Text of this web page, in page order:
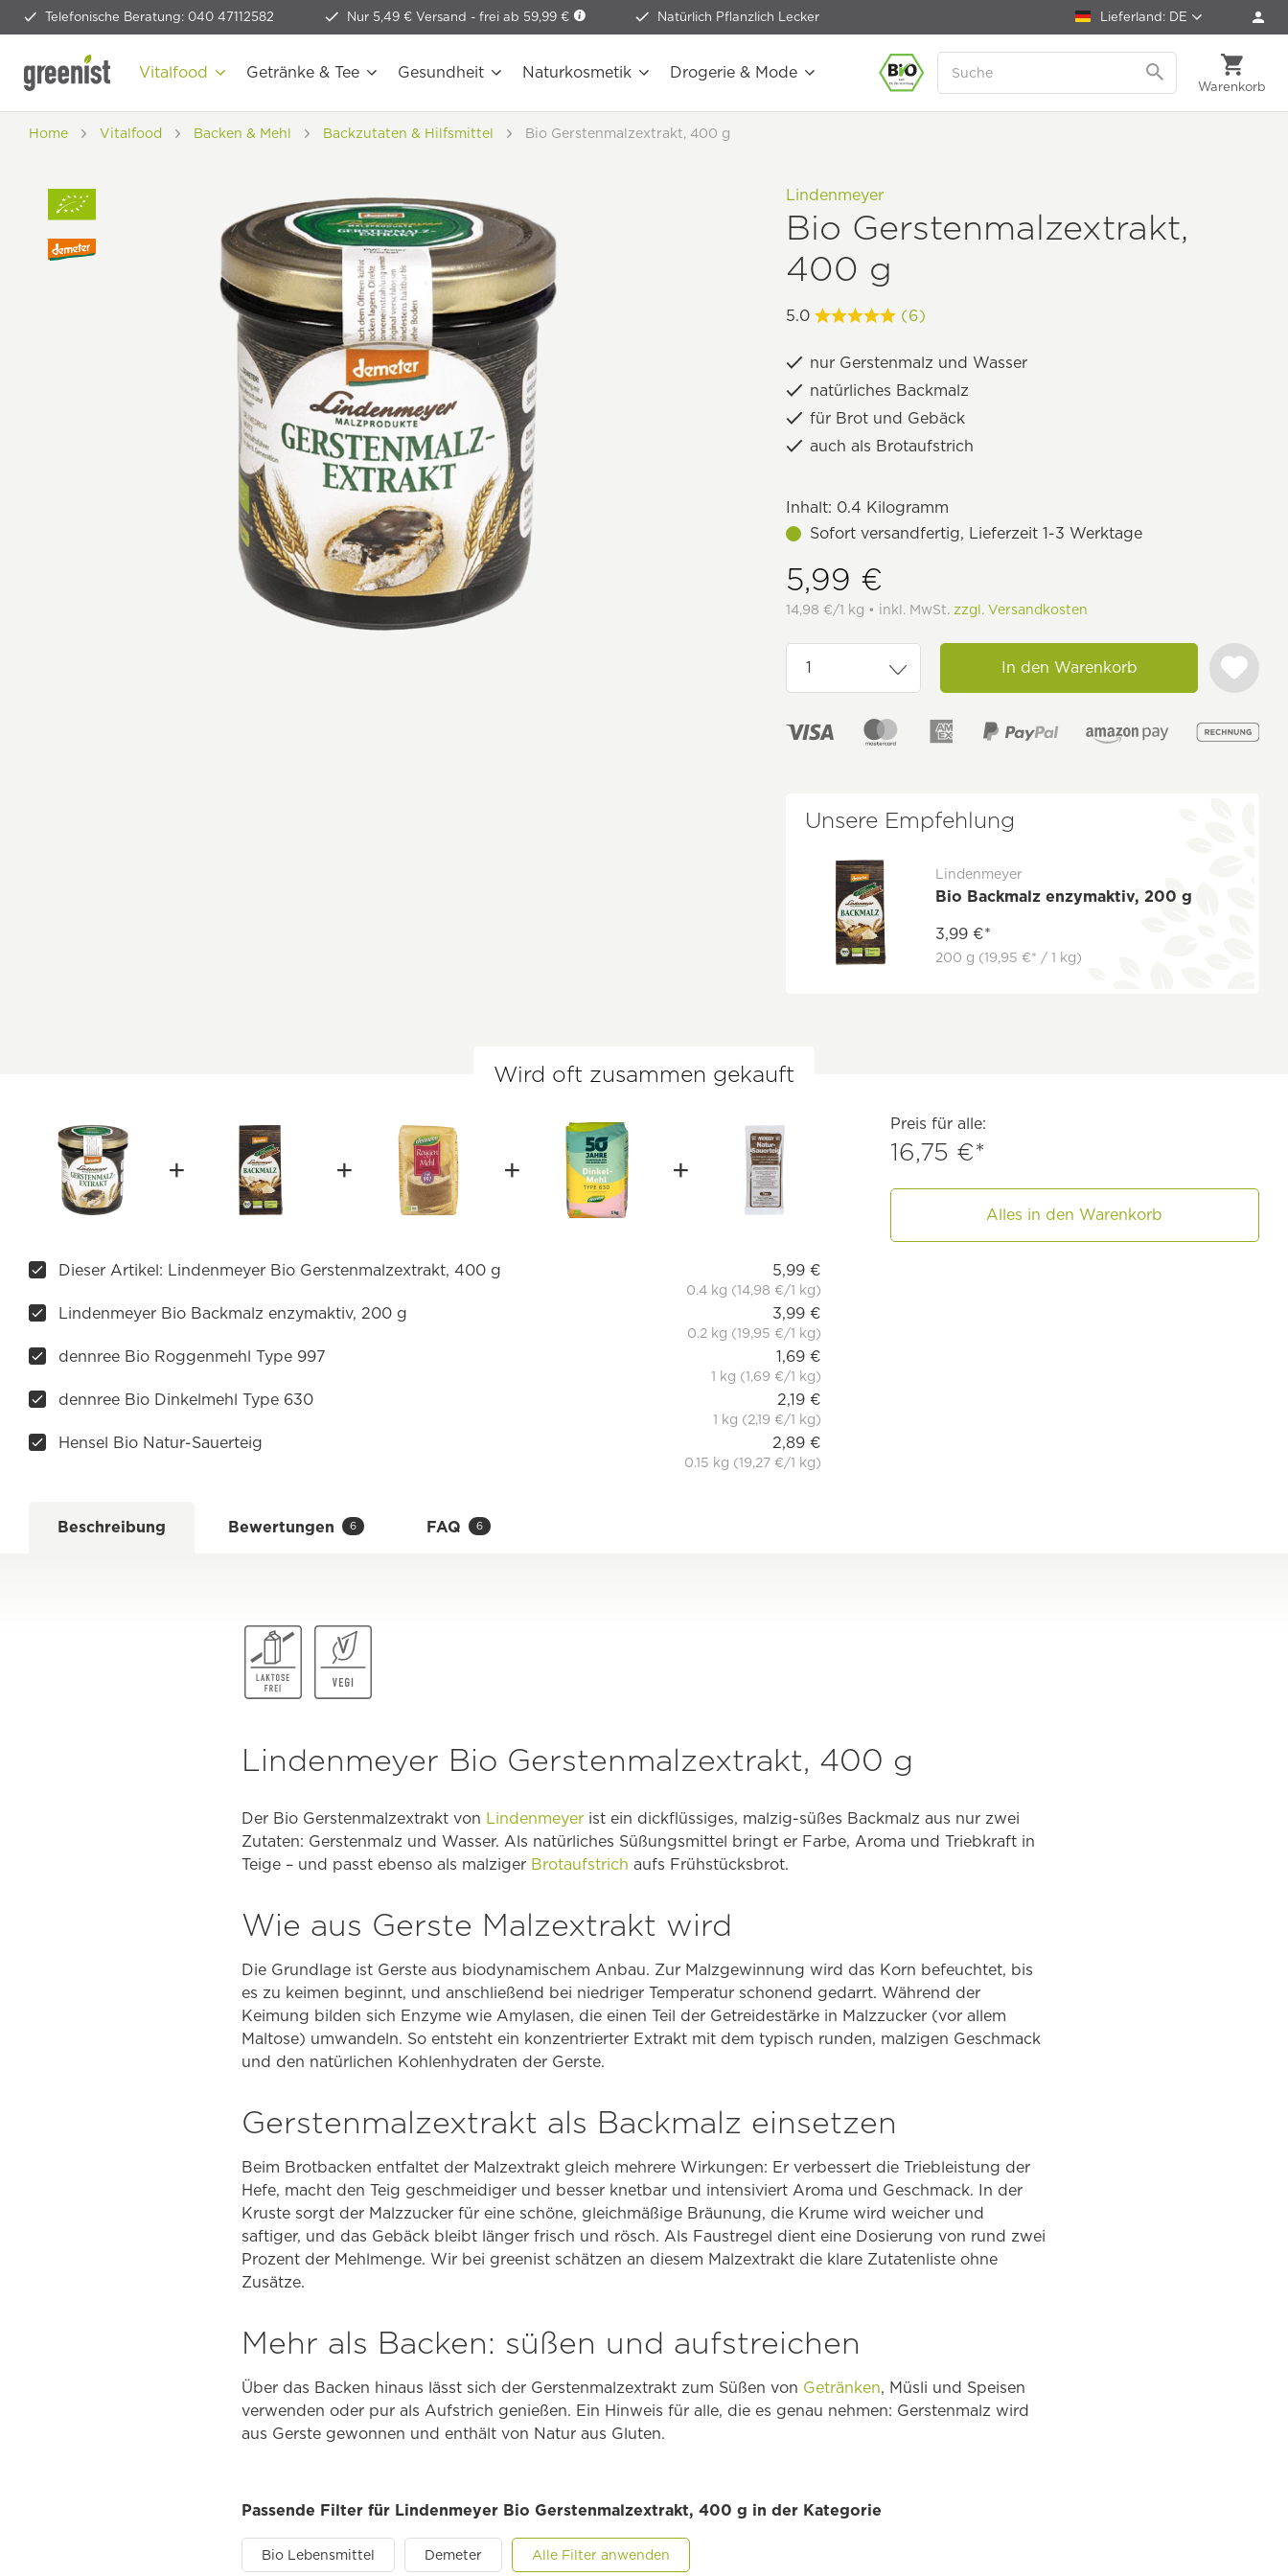
Telefonische Beratung: 040 47112582 Nur 5,49 € Versand - frei ab 59,99 € Natürlich Pflanzlich Lecker Lieferland: DE
Warenkorb
Vitalfood Getränke & Tee Gesundheit Naturkosmetik Drogerie & Mode
Home Vitalfood Backen & Mehl Backzutaten & Hilfsmittel Bio Gerstenmalzextrakt, 400 g
Lindenmeyer
Bio Gerstenmalzextrakt,
400 g
5.0 (6)
nur Gerstenmalz und Wasser
natürliches Backmalz
für Brot und Gebäck
auch als Brotaufstrich
Inhalt: 0.4 Kilogramm
Sofort versandfertig, Lieferzeit 1-3 Werktage
5,99 €
14,98 €/1 kg • inkl. MwSt. zzgl. Versandkosten
In den Warenkorb
Unsere Empfehlung
Lindenmeyer
Bio Backmalz enzymaktiv, 200 g
3,99 €*
200 g (19,95 €* / 1 kg)
Wird oft zusammen gekauft
Preis für alle:
16,75 €*
Alles in den Warenkorb
Dieser Artikel: Lindenmeyer Bio Gerstenmalzextrakt, 400 g 5,99 €
0.4 kg (14,98 €/1 kg)
Lindenmeyer Bio Backmalz enzymaktiv, 200 g 3,99 €
0.2 kg (19,95 €/1 kg)
dennree Bio Roggenmehl Type 997 1,69 €
1 kg (1,69 €/1 kg)
dennree Bio Dinkelmehl Type 630 2,19 €
1 kg (2,19 €/1 kg)
Hensel Bio Natur-Sauerteig 2,89 €
0.15 kg (19,27 €/1 kg)
Beschreibung Bewertungen 6 FAQ 6
Lindenmeyer Bio Gerstenmalzextrakt, 400 g
Der Bio Gerstenmalzextrakt von Lindenmeyer ist ein dickflüssiges, malzig-süßes Backmalz aus nur zwei
Zutaten: Gerstenmalz und Wasser. Als natürliches Süßungsmittel bringt er Farbe, Aroma und Triebkraft in
Teige – und passt ebenso als malziger Brotaufstrich aufs Frühstücksbrot.
Wie aus Gerste Malzextrakt wird
Die Grundlage ist Gerste aus biodynamischem Anbau. Zur Malzgewinnung wird das Korn befeuchtet, bis
es zu keimen beginnt, und anschließend bei niedriger Temperatur schonend gedarrt. Während der
Keimung bilden sich Enzyme wie Amylasen, die einen Teil der Getreidestärke in Malzzucker (vor allem
Maltose) umwandeln. So entsteht ein konzentrierter Extrakt mit dem typisch runden, malzigen Geschmack
und den natürlichen Kohlenhydraten der Gerste.
Gerstenmalzextrakt als Backmalz einsetzen
Beim Brotbacken entfaltet der Malzextrakt gleich mehrere Wirkungen: Er verbessert die Triebleistung der
Hefe, macht den Teig geschmeidiger und besser knetbar und intensiviert Aroma und Geschmack. In der
Kruste sorgt der Malzzucker für eine schöne, gleichmäßige Bräunung, die Krume wird weicher und
saftiger, und das Gebäck bleibt länger frisch und rösch. Als Faustregel dient eine Dosierung von rund zwei
Prozent der Mehlmenge. Wir bei greenist schätzen an diesem Malzextrakt die klare Zutatenliste ohne
Zusätze.
Mehr als Backen: süßen und aufstreichen
Über das Backen hinaus lässt sich der Gerstenmalzextrakt zum Süßen von Getränken, Müsli und Speisen
verwenden oder pur als Aufstrich genießen. Ein Hinweis für alle, die es genau nehmen: Gerstenmalz wird
aus Gerste gewonnen und enthält von Natur aus Gluten.
Passende Filter für Lindenmeyer Bio Gerstenmalzextrakt, 400 g in der Kategorie
Bio Lebensmittel Demeter Alle Filter anwenden